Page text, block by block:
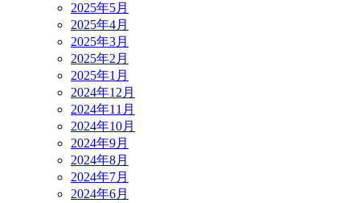
2025年5月
2025年4月
2025年3月
2025年2月
2025年1月
2024年12月
2024年11月
2024年10月
2024年9月
2024年8月
2024年7月
2024年6月